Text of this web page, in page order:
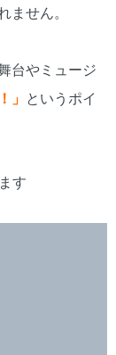
せん。
台やミュージ
」 というポイ
す